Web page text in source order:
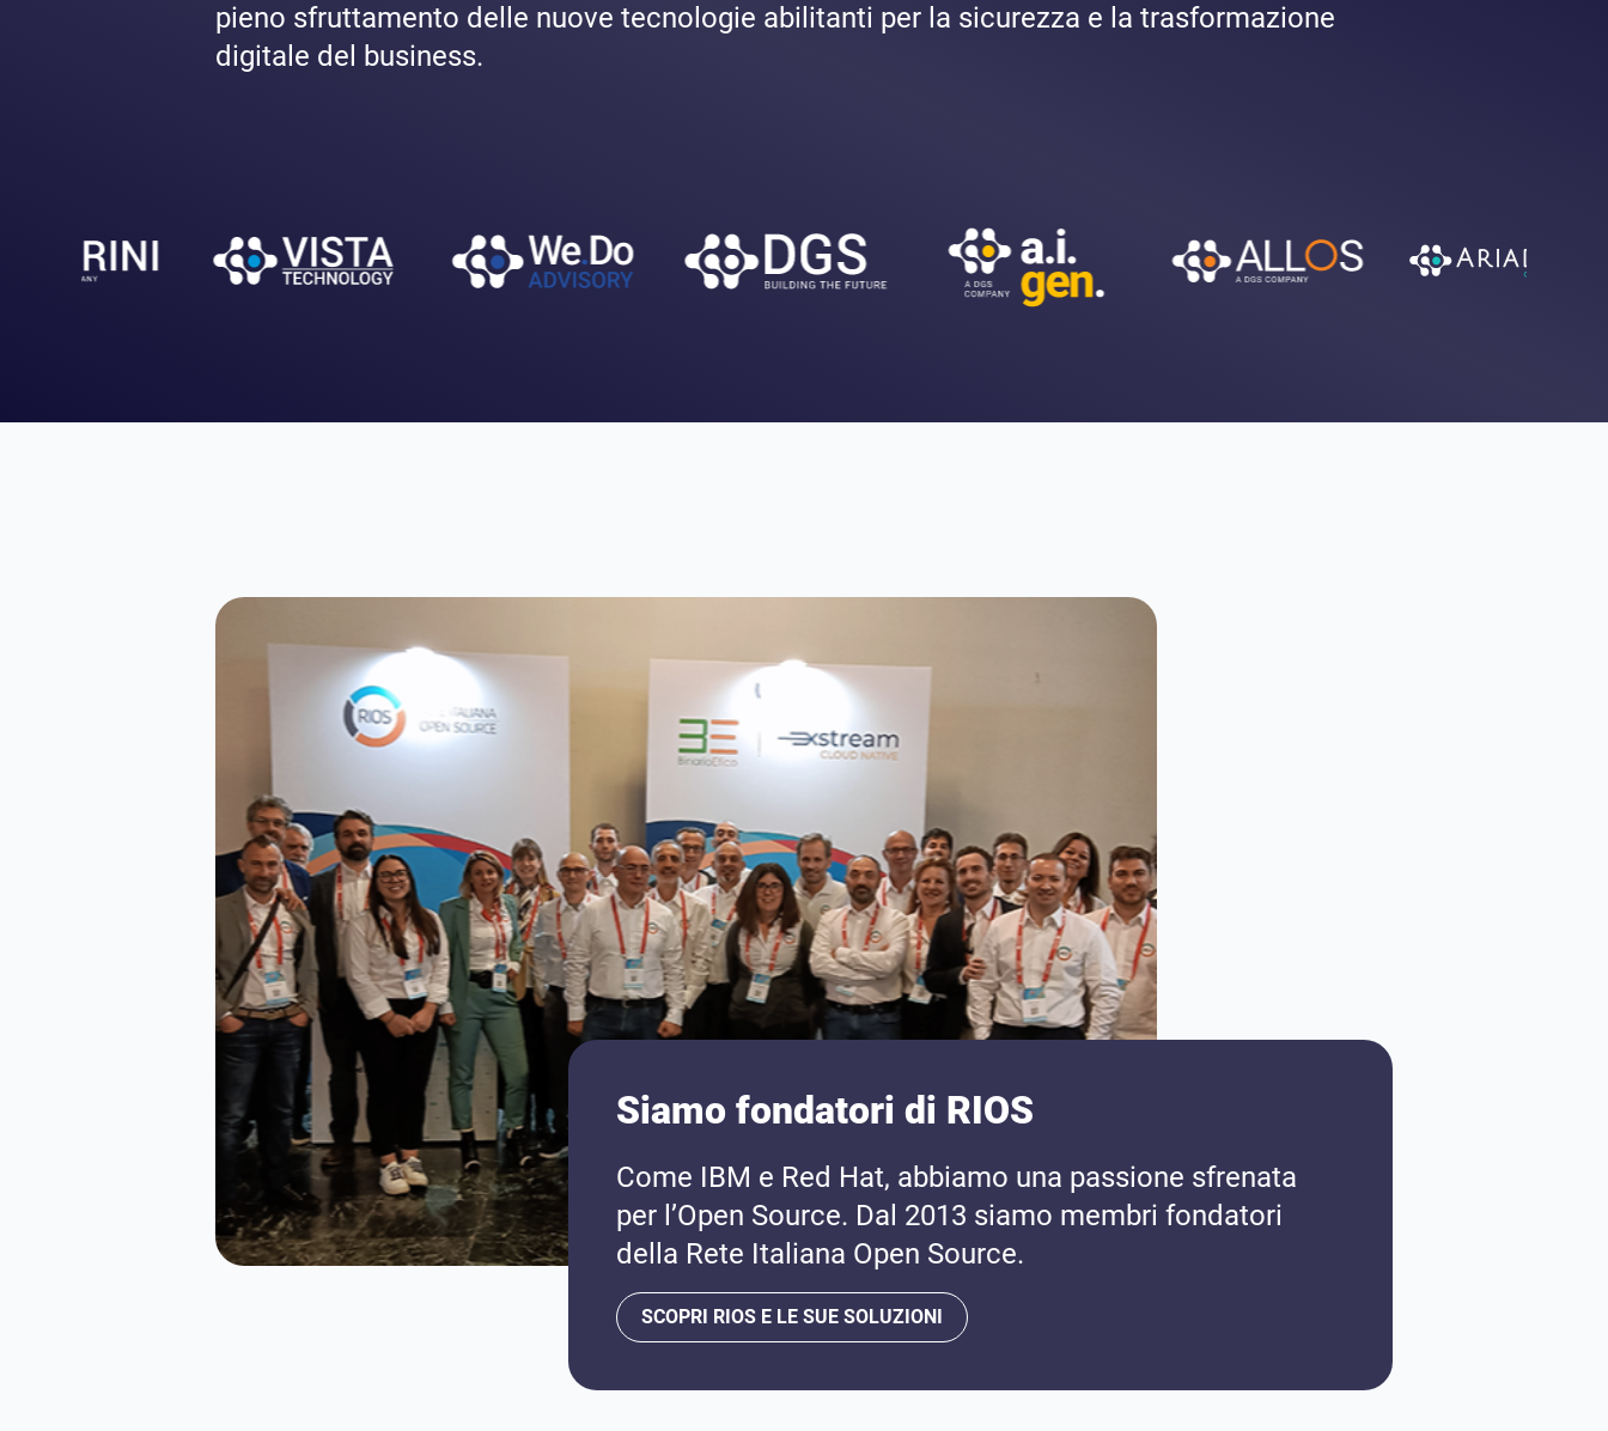
pieno sfruttamento delle nuove tecnologie abilitanti per la sicurezza e la trasformazione
digitale del business.
Siamo fondatori di RIOS
Come IBM e Red Hat, abbiamo una passione sfrenata
per l’Open Source. Dal 2013 siamo membri fondatori
della Rete Italiana Open Source.
SCOPRI RIOS E LE SUE SOLUZIONI